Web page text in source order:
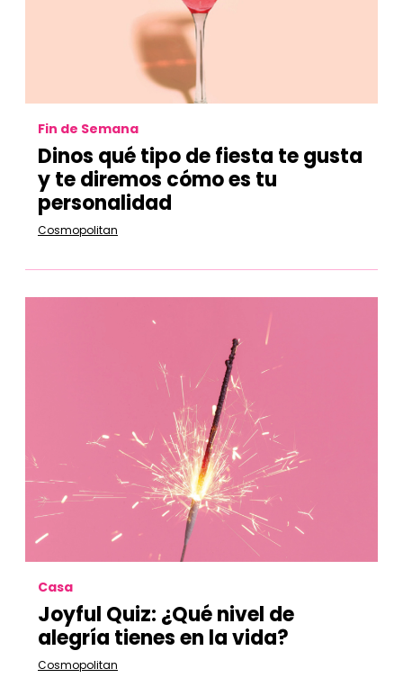
Fin de Semana
Dinos qué tipo de fiesta te gusta
y te diremos cómo es tu
personalidad
Cosmopolitan
Casa
Joyful Quiz: ¿Qué nivel de
alegría tienes en la vida?
Cosmopolitan